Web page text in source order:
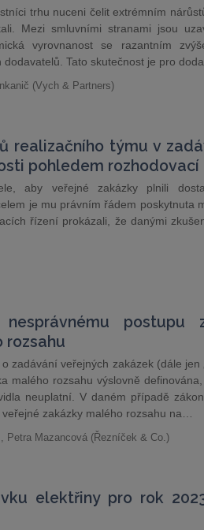
trhu nuceni čelit extrémním
Mezi smluvními stranami jsou
vyrovnanost se razantním
Tato skutečnost je pro
(Vych & Partners)
realizačního týmu v
pohledem rozhodovací
aby veřejné zakázky plnili
je mu právním řádem poskytnuta
řízení prokázali, že danými
postupu
rozsahu
o zadávání veřejných zakázek (dále jen
malého rozsahu výslovně
neuplatní. V daném případě
zakázky malého rozsahu na…
Petra Mazancová (Řezníček & Co.)
elektřiny pro rok